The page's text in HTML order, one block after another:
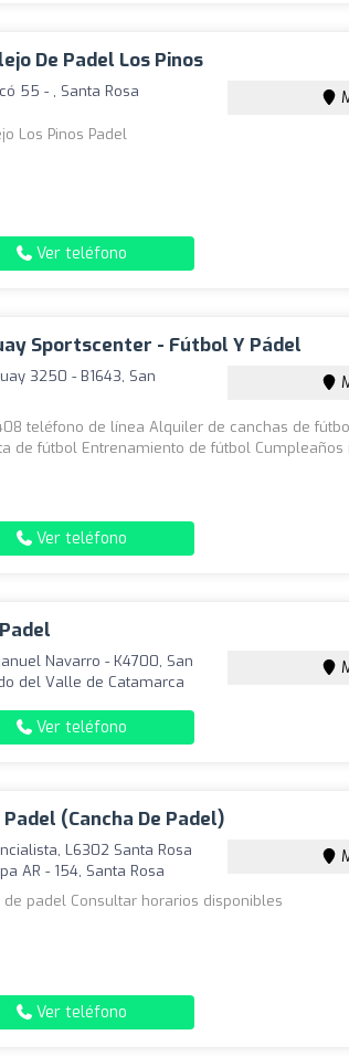
De Padel Los Pinos
55 - , Santa Rosa
Los Pinos Padel
Ver teléfono
Sportscenter - Fútbol Y Pádel
3250 - B1643, San
teléfono de línea Alquiler de canchas de
de fútbol Entrenamiento de fútbol Cumpleaños
Ver teléfono
Navarro - K4700, San
del Valle de Catamarca
Ver teléfono
Padel (cancha De Padel)
L6302 Santa Rosa
AR - 154, Santa Rosa
de padel Consultar horarios disponibles
Ver teléfono